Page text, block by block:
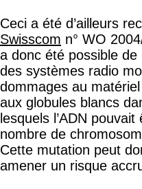
Ceci a été d’ailleurs
Swisscom n° WO
a donc été possible
des systèmes radio
dommages au
aux globules blancs
lesquels l’ADN
nombre de
Cette mutation peut
amener un risque